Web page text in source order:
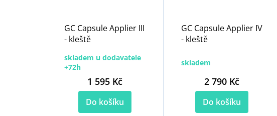
GC Capsule Applier III
- kleště
skladem u dodavatele
+72h
1 595 Kč
Do košíku
GC Capsule Applier IV
- kleště
skladem
2 790 Kč
Do košíku